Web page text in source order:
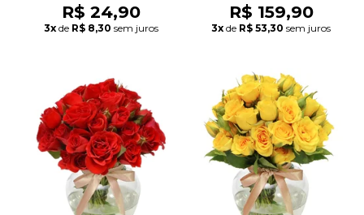
R$ 24,90
3x de R$ 8,30 sem juros
R$ 159,90
3x de R$ 53,30 sem juros